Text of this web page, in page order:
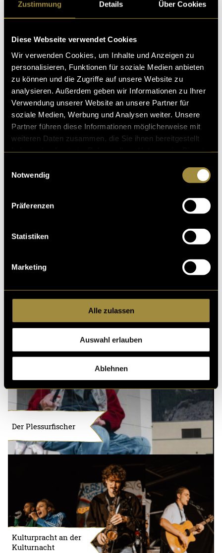
Zustimmung Details Über Cookies
Diese Webseite verwendet Cookies
Wir verwenden Cookies, um Inhalte und Anzeigen zu
personalisieren, Funktionen für soziale Medien anbieten
zu können und die Zugriffe auf unsere Website zu
analysieren. Außerdem geben wir Informationen zu Ihrer
Verwendung unserer Website an unsere Partner für
soziale Medien, Werbung und Analysen weiter. Unsere
Partner führen diese Informationen möglicherweise mit
weiteren Daten zusammen, die Sie ihnen bereitgestellt
Notwendig
Präferenzen
Statistiken
Marketing
Alle zulassen
Auswahl erlauben
Ablehnen
Mein Projekt kannst du über die folgenden Links
Website
Spotify
YouTube
Ich bedanke mich bei allen, die mich bei der Thesis
sowie meinem Lehrprojekt tatkräftig unterstützt
haben! Ohne euch wäre das nicht möglich gewesen! 😀
Der Plessurfischer
Kulturpracht an der
Kulturnacht